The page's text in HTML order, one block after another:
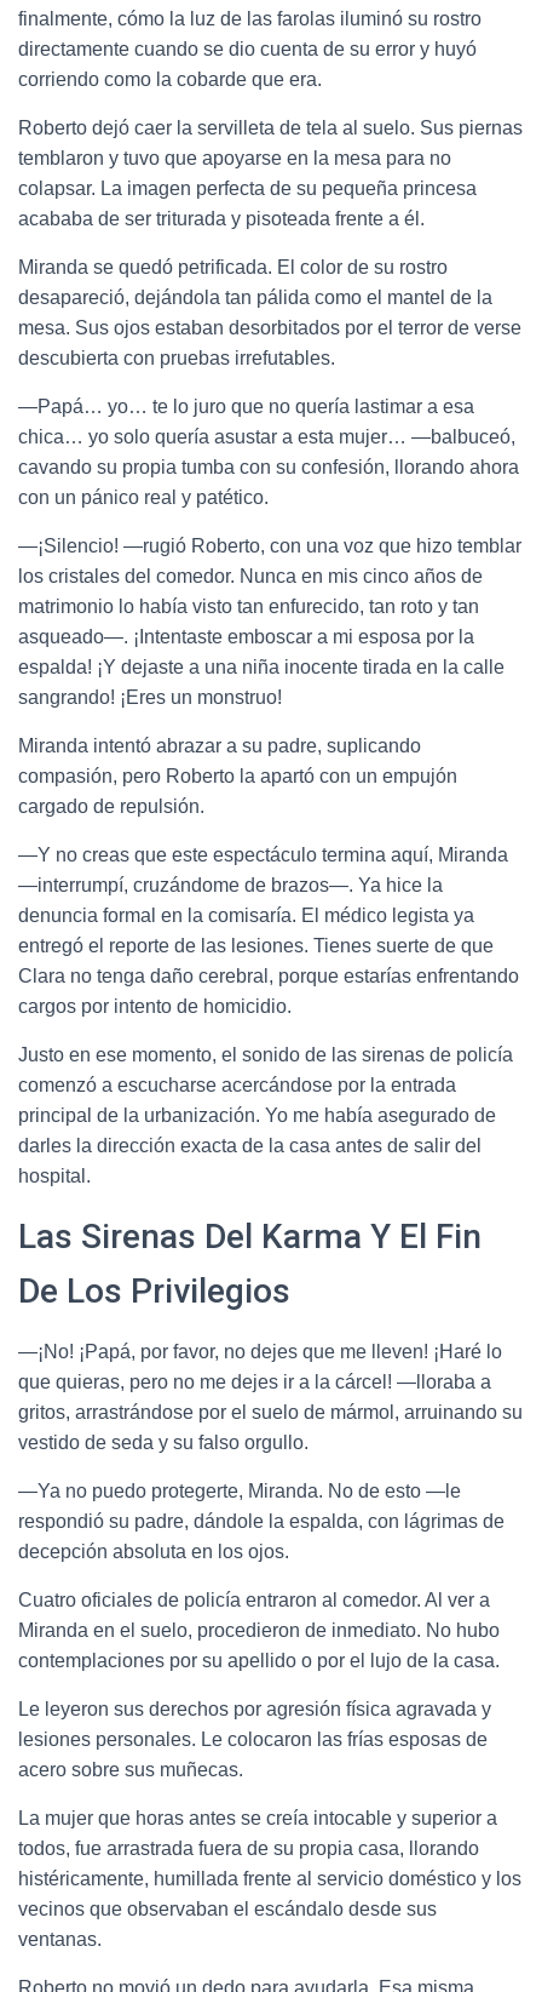
finalmente, cómo la luz de las farolas iluminó su rostro
directamente cuando se dio cuenta de su error y huyó
corriendo como la cobarde que era.
Roberto dejó caer la servilleta de tela al suelo. Sus piernas
temblaron y tuvo que apoyarse en la mesa para no
colapsar. La imagen perfecta de su pequeña princesa
acababa de ser triturada y pisoteada frente a él.
Miranda se quedó petrificada. El color de su rostro
desapareció, dejándola tan pálida como el mantel de la
mesa. Sus ojos estaban desorbitados por el terror de verse
descubierta con pruebas irrefutables.
—Papá… yo… te lo juro que no quería lastimar a esa
chica… yo solo quería asustar a esta mujer… —balbuceó,
cavando su propia tumba con su confesión, llorando ahora
con un pánico real y patético.
—¡Silencio! —rugió Roberto, con una voz que hizo temblar
los cristales del comedor. Nunca en mis cinco años de
matrimonio lo había visto tan enfurecido, tan roto y tan
asqueado—. ¡Intentaste emboscar a mi esposa por la
espalda! ¡Y dejaste a una niña inocente tirada en la calle
sangrando! ¡Eres un monstruo!
Miranda intentó abrazar a su padre, suplicando
compasión, pero Roberto la apartó con un empujón
cargado de repulsión.
—Y no creas que este espectáculo termina aquí, Miranda
—interrumpí, cruzándome de brazos—. Ya hice la
denuncia formal en la comisaría. El médico legista ya
entregó el reporte de las lesiones. Tienes suerte de que
Clara no tenga daño cerebral, porque estarías enfrentando
cargos por intento de homicidio.
Justo en ese momento, el sonido de las sirenas de policía
comenzó a escucharse acercándose por la entrada
principal de la urbanización. Yo me había asegurado de
darles la dirección exacta de la casa antes de salir del
hospital.
Las Sirenas Del Karma Y El Fin
De Los Privilegios
—¡No! ¡Papá, por favor, no dejes que me lleven! ¡Haré lo
que quieras, pero no me dejes ir a la cárcel! —lloraba a
gritos, arrastrándose por el suelo de mármol, arruinando su
vestido de seda y su falso orgullo.
—Ya no puedo protegerte, Miranda. No de esto —le
respondió su padre, dándole la espalda, con lágrimas de
decepción absoluta en los ojos.
Cuatro oficiales de policía entraron al comedor. Al ver a
Miranda en el suelo, procedieron de inmediato. No hubo
contemplaciones por su apellido o por el lujo de la casa.
Le leyeron sus derechos por agresión física agravada y
lesiones personales. Le colocaron las frías esposas de
acero sobre sus muñecas.
La mujer que horas antes se creía intocable y superior a
todos, fue arrastrada fuera de su propia casa, llorando
histéricamente, humillada frente al servicio doméstico y los
vecinos que observaban el escándalo desde sus
ventanas.
Roberto no movió un dedo para ayudarla. Esa misma